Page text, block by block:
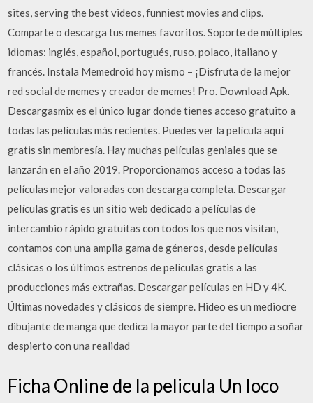
sites, serving the best videos, funniest movies and clips.
Comparte o descarga tus memes favoritos. Soporte de múltiples
idiomas: inglés, español, portugués, ruso, polaco, italiano y
francés. Instala Memedroid hoy mismo – ¡Disfruta de la mejor
red social de memes y creador de memes! Pro. Download Apk.
Descargasmix es el único lugar donde tienes acceso gratuito a
todas las películas más recientes. Puedes ver la película aquí
gratis sin membresía. Hay muchas películas geniales que se
lanzarán en el año 2019. Proporcionamos acceso a todas las
películas mejor valoradas con descarga completa. Descargar
películas gratis es un sitio web dedicado a películas de
intercambio rápido gratuitas con todos los que nos visitan,
contamos con una amplia gama de géneros, desde películas
clásicas o los últimos estrenos de películas gratis a las
producciones más extrañas. Descargar películas en HD y 4K.
Últimas novedades y clásicos de siempre. Hideo es un mediocre
dibujante de manga que dedica la mayor parte del tiempo a soñar
despierto con una realidad
Ficha Online de la pelicula Un loco